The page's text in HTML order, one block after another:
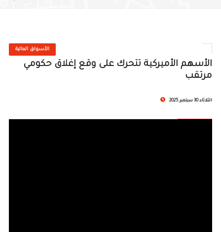
الأسواق المالية
الأسهم الأميركية تتحرك على وقع إغلاق حكومي
مرتقب
الثلاثاء 30 سبتمبر 2025